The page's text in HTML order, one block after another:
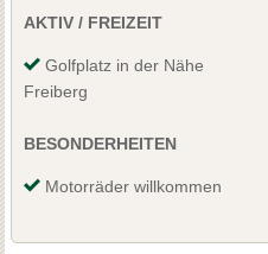
AKTIV / FREIZEIT
Golfplatz in der Nähe
Freiberg
BESONDERHEITEN
Motorräder willkommen